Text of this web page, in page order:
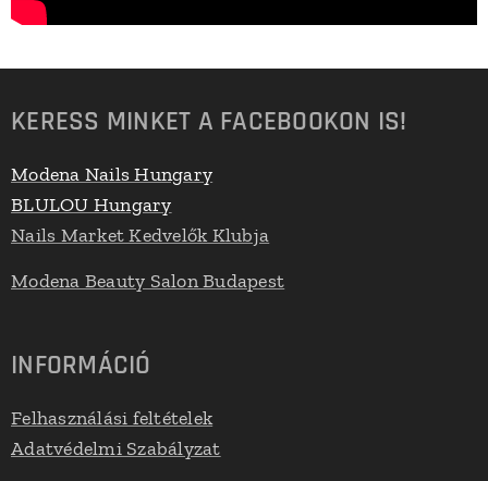
KERESS MINKET A FACEBOOKON IS!
Modena Nails Hungary
BLULOU Hungary
Nails Market Kedvelők Klubja
Modena Beauty Salon Budapest
INFORMÁCIÓ
Felhasználási feltételek
Adatvédelmi Szabályzat